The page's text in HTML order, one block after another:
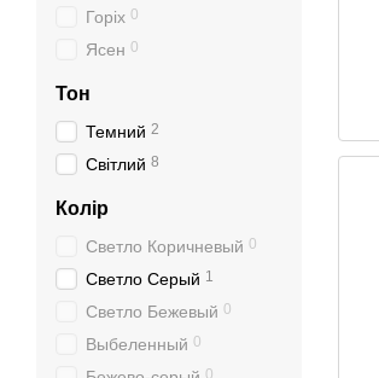
Горіх 0
Ясен 0
Тон
Темний 2
Світлий 8
Колір
Светло Коричневый 0
Светло Серый 1
Светло Бежевый 0
Выбеленный 0
0